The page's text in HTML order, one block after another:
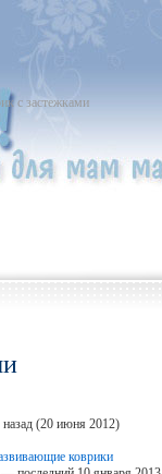
с застежками
назад (20 июня 2012)
коврики